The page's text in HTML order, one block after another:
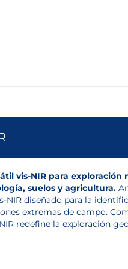
vis-NIR para exploración
suelos y agricultura.
NIR diseñado para la
extremas de campo.
redefine la exploración